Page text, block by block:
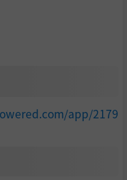
app/2179